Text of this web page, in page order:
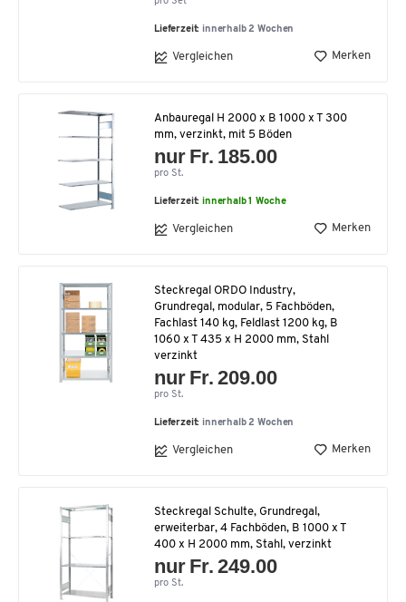
Lieferzeit: innerhalb 2 Wochen
Vergleichen Merken
Anbauregal H 2000 x B 1000 x T 300
mm, verzinkt, mit 5 Böden
nur Fr. 185.00
pro St.
Lieferzeit:innerhalb 1 Woche
Vergleichen Merken
Steckregal ORDO Industry,
Grundregal, modular, 5 Fachböden,
Fachlast 140 kg, Feldlast 1200 kg, B
1060 x T 435 x H 2000 mm, Stahl
verzinkt
nur Fr. 209.00
pro St.
Lieferzeit: innerhalb 2 Wochen
Vergleichen Merken
Steckregal Schulte, Grundregal,
erweiterbar, 4 Fachböden, B 1000 x T
400 x H 2000 mm, Stahl, verzinkt
nur Fr. 249.00
pro St.